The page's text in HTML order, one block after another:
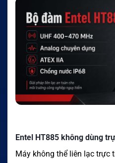
Entel HT885 không dùng
Máy không thể liên lạc trực